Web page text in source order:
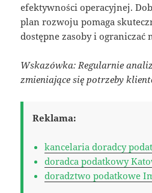
efektywności operacyjnej.
plan rozwoju pomaga
dostępne zasoby i
Wskazówka: Regularnie
zmieniające się potrzeby
Reklama:
kancelaria doradcy
doradca podatkowy
doradztwo podatkowe